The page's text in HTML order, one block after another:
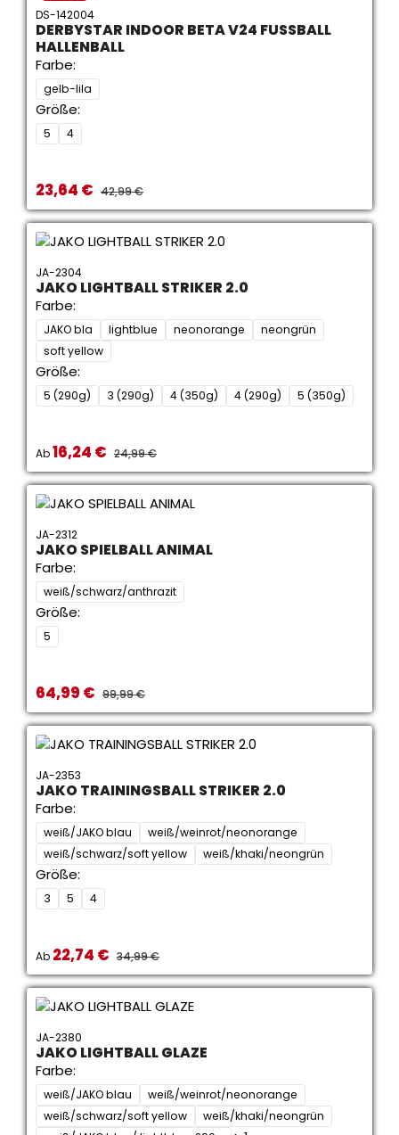
DS-142004
DERBYSTAR INDOOR BETA V24 FUSSBALL H
ALLENBALL
Farbe:
gelb-lila
Größe:
5 4
Verkaufspreis:
23,64 € REGULÄRER PREIS:
42,99 €
JA-2304
JAKO LIGHTBALL STRIKER 2.0
Farbe:
JAKO bla lightblue neonorange
neongrün
soft yellow
Größe:
5 (290g) 3 (290g) 4 (350g) 4 (290g) 5 (350g)
Verkaufspreis:
Ab16,24 € REGULÄRER PREIS:
24,99 €
JA-2312
JAKO SPIELBALL ANIMAL
Farbe:
weiß/schwarz/anthrazit
Größe:
5
Verkaufspreis:
64,99 € REGULÄRER PREIS:
99,99 €
JA-2353
JAKO TRAININGSBALL STRIKER 2.0
Farbe:
weiß/JAKO blau
weiß/weinrot/neonorange
weiß/schwarz/soft yellow
weiß/khaki/neongrün
Größe:
3 5 4
Verkaufspreis:
Ab 22,74 € REGULÄRER PREIS:
34,99 €
JA-2380
JAKO LIGHTBALL GLAZE
Farbe:
weiß/JAKO blau
weiß/weinrot/neonorange
weiß/schwarz/soft yellow
weiß/khaki/neongrün